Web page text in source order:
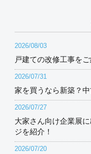
2026/08/03
戸建ての改修工事をご
2026/07/31
家を買うなら新築？
2026/07/27
大家さん向け企業展
ジを紹介！
2026/07/20